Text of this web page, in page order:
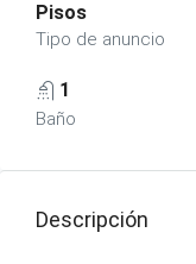
Pisos
Tipo de anuncio
1
Baño
Descripción